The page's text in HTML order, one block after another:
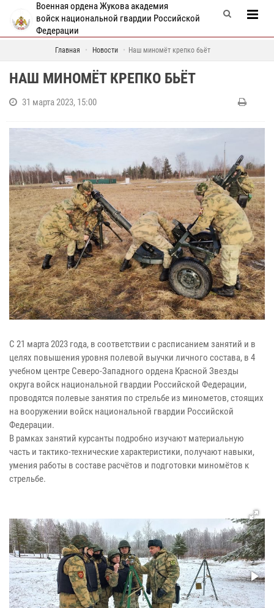
Военная ордена Жукова академия
войск национальной гвардии Российской
Федерации
Главная Новости Наш миномёт крепко бьёт
НАШ МИНОМЁТ КРЕПКО БЬЁТ
31 марта 2023, 15:00
С 21 марта 2023 года, в соответствии с расписанием занятий и в
целях повышения уровня полевой выучки личного состава, в 4
учебном центре Северо-Западного ордена Красной Звезды
округа войск национальной гвардии Российской Федерации,
проводятся полевые занятия по стрельбе из минометов, стоящих
на вооружении войск национальной гвардии Российской
Федерации.
В рамках занятий курсанты подробно изучают материальную
часть и тактико-технические характеристики, получают навыки,
умения работы в составе расчётов и подготовки миномётов к
стрельбе.